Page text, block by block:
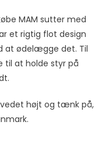
MAM sutter med
et rigtig flot design
at ødelægge det. Til
til at holde styr på
højt og tænk på,